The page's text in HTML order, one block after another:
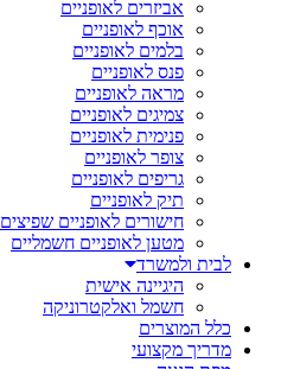
אביזרים לאופניים
אוכף לאופניים
בלמים לאופניים
פנס לאופניים
מראה לאופניים
צמיגים לאופניים
פנימית לאופניים
צופר לאופניים
גריפים לאופניים
תיק לאופניים
חישורים לאופניים שפיצים
מטען לאופניים חשמליים
לבית ולמשרד
היגיינה אישית
חשמל ואלקטרוניקה
כלל המוצרים
מדריך מקצועי